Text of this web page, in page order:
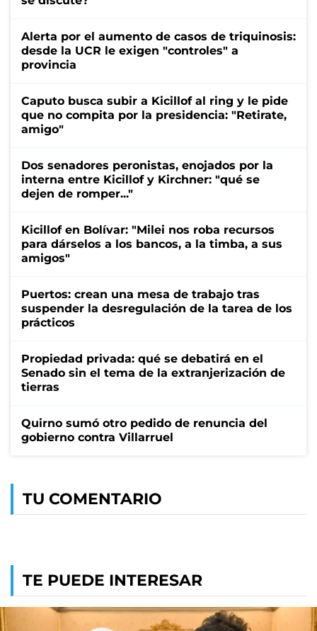
Alerta por el aumento de casos de triquinosis:
desde la UCR le exigen "controles" a
provincia
Caputo busca subir a Kicillof al ring y le pide
que no compita por la presidencia: "Retirate,
amigo"
Dos senadores peronistas, enojados por la
interna entre Kicillof y Kirchner: "qué se
dejen de romper..."
Kicillof en Bolívar: "Milei nos roba recursos
para dárselos a los bancos, a la timba, a sus
amigos"
Puertos: crean una mesa de trabajo tras
suspender la desregulación de la tarea de los
prácticos
Propiedad privada: qué se debatirá en el
Senado sin el tema de la extranjerización de
tierras
Quirno sumó otro pedido de renuncia del
gobierno contra Villarruel
TU COMENTARIO
TE PUEDE INTERESAR